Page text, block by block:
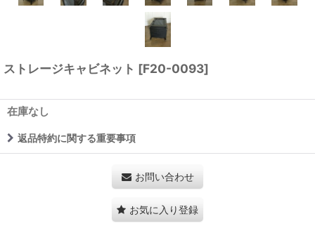
ストレージキャビネット [F20-0093]
在庫なし
返品特約に関する重要事項
お問い合わせ
お気に入り登録